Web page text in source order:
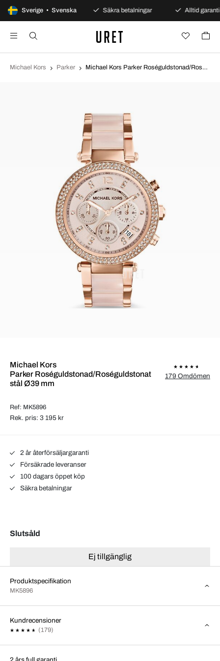
Sverige • Svenska
100 dagars öppet köp Säkra betalningar Alltid garanti
Michael Kors Parker Michael Kors Parker Roséguldstonad/Roséguldstonat stål Ø39 mm MK5896
Michael Kors
Parker Roséguldstonad/Roséguldstonat
stål Ø39 mm
Ref: MK5896
179 Omdömen
Rek. pris: 3 195 kr
2 år återförsäljargaranti
Försäkrade leveranser
100 dagars öppet köp
Säkra betalningar
Slutsåld
Ej tillgänglig
Produktspecifikation
MK5896
Kundrecensioner
(179)